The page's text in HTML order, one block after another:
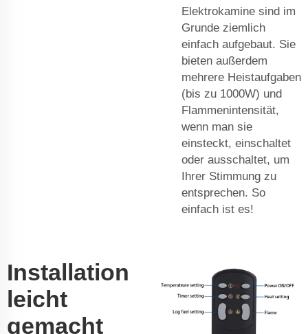
Elektrokamine sind im
Grunde ziemlich
einfach aufgebaut. Sie
bieten außerdem
mehrere Heistaufgaben
(bis zu 1000W) und
Flammenintensität,
wenn man sie
einsteckt, einschaltet
oder ausschaltet, um
Ihrer Stimmung zu
entsprechen. So
einfach ist es!
Installation
leicht
gemacht